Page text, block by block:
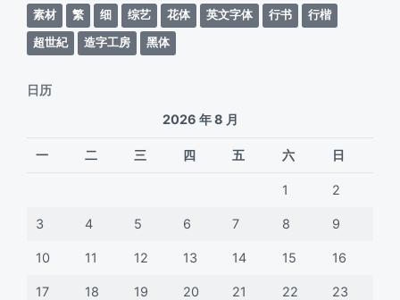
素材
繁 细 综艺 花体 英文字体 行书
行楷
超世紀
造字工房 黑体
日历
2026 年 8 月
一 二 三 四 五 六 日
1 2
3 4 5 6 7 8 9
10 11 12 13 14 15 16
17 18 19 20 21 22 23